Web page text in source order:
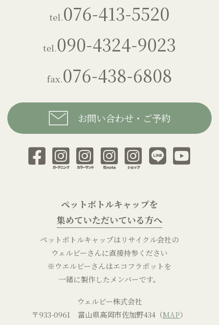
tel.076-413-5520
tel.090-4324-9023
fax.076-438-6808
お問い合わせ・ご予約
ペットボトルキャップを
集めていただいている方へ
ペットボトルキャップはリサイクル会社の
ウェルビーさんに直接持参ください
※ウエルビーさんはエコフラポットを
一緒に製作したメンバーです。
ウェルビー株式会社
〒933-0961 富山県高岡市佐加野434（MAP）